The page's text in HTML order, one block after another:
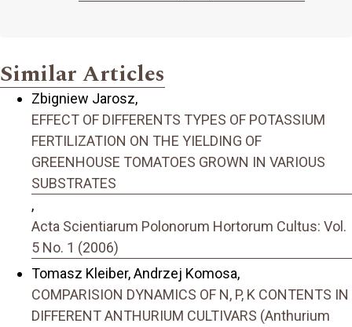
Similar Articles
Zbigniew Jarosz,
EFFECT OF DIFFERENTS TYPES OF POTASSIUM
FERTILIZATION ON THE YIELDING OF
GREENHOUSE TOMATOES GROWN IN VARIOUS
SUBSTRATES
,
Acta Scientiarum Polonorum Hortorum Cultus: Vol.
5 No. 1 (2006)
Tomasz Kleiber, Andrzej Komosa,
COMPARISION DYNAMICS OF N, P, K CONTENTS IN
DIFFERENT ANTHURIUM CULTIVARS (Anthurium